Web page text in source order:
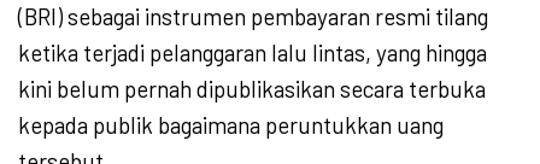
(BRI) sebagai instrumen pembayaran resmi tilang
ketika terjadi pelanggaran lalu lintas, yang hingga
kini belum pernah dipublikasikan secara terbuka
kepada publik bagaimana peruntukkan uang